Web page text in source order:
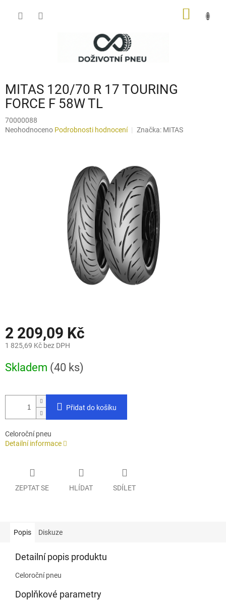
MITAS 120/70 R 17 TOURING
FORCE F 58W TL
70000088
Průměrné
Neohodnoceno Podrobnosti hodnocení Značka: MITAS
2 209,09 Kč
1 825,69 Kč bez DPH
cena:
Skladem (40 ks)
Přidat do košíku
Celoroční pneu
Detailní informace
ZEPTAT SE HLÍDAT SDÍLET
Popis Diskuze
Detailní popis produktu
Celoroční pneu
Doplňkové parametry